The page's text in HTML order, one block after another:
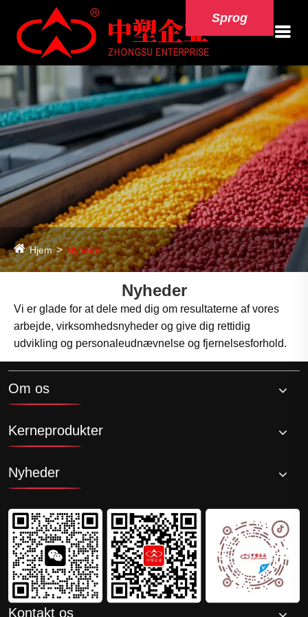
Sprog
Hjem Nyheder
Nyheder
Vi er glade for at dele med dig om resultaterne af vores
arbejde, virksomhedsnyheder og give dig rettidig
udvikling og personaleudnævnelse og fjernelsesforhold.
Om os
Kerneprodukter
Nyheder
Kontakt os